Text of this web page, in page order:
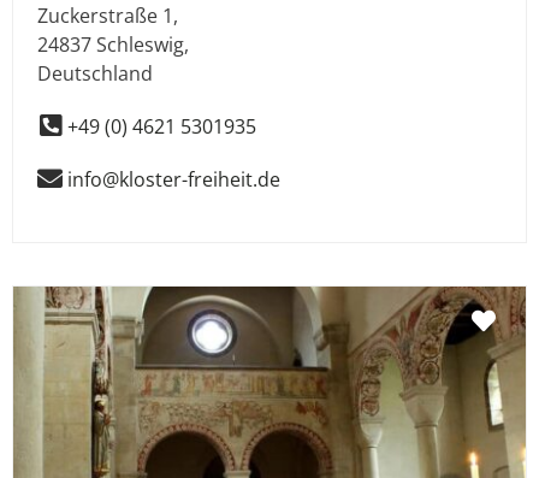
Zuckerstraße 1,
24837Schleswig,
Deutschland
+49 (0) 4621 5301935
info@kloster-freiheit.de